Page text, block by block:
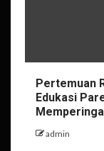
Pertemuan
Edukasi
admin